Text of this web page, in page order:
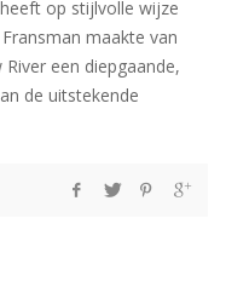
op stijlvolle wijze
maakte van
River een diepgaande,
de uitstekende